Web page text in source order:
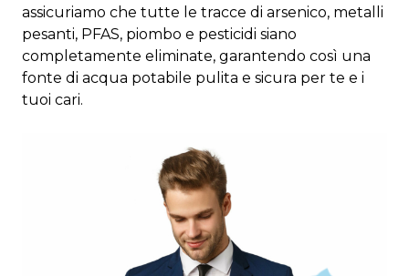
assicuriamo che tutte le tracce di arsenico, metalli
pesanti, PFAS, piombo e pesticidi siano
completamente eliminate, garantendo così una
fonte di acqua potabile pulita e sicura per te e i
tuoi cari.